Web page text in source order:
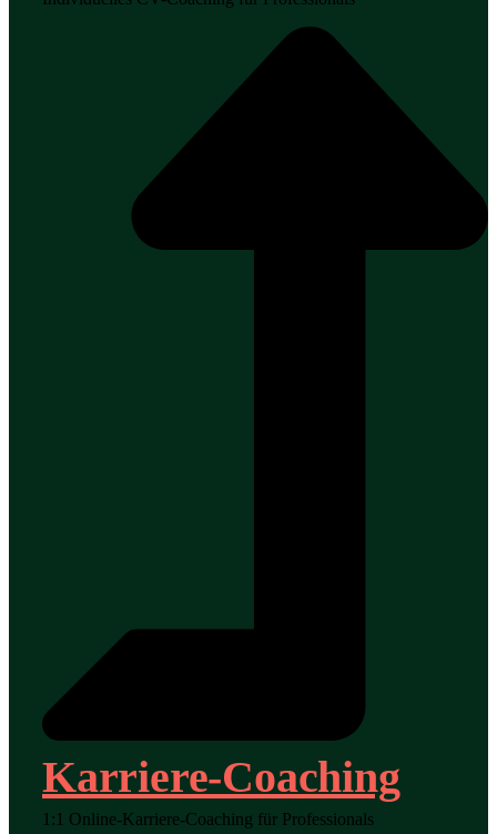
Karriere-Coaching
1:1 Online-Karriere-Coaching für Professionals